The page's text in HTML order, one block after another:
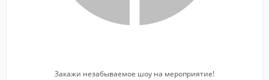
Закажи незабываемое шоу на мероприятие!